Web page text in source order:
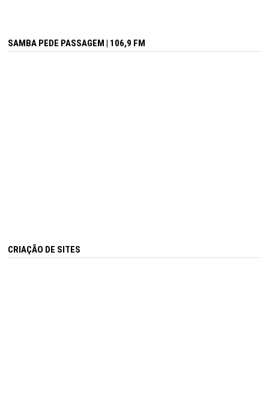
SAMBA PEDE PASSAGEM | 106,9 FM
CRIAÇÃO DE SITES